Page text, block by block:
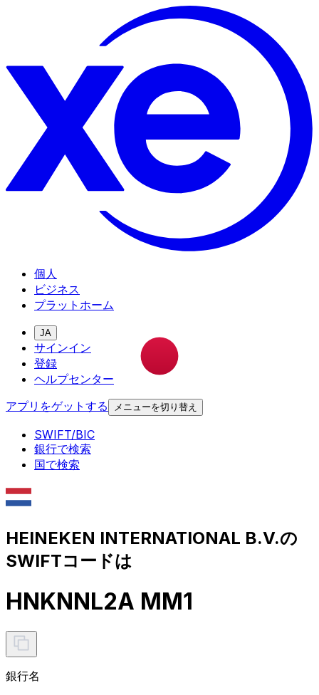
個人
ビジネス
プラットホーム
JA
サインイン
登録
ヘルプセンター
アプリをゲットする
メニューを切り替え
SWIFT/BIC
銀行で検索
国で検索
HEINEKEN INTERNATIONAL B.V.の
SWIFTコードは
HNKNNL2A MM1
銀行名